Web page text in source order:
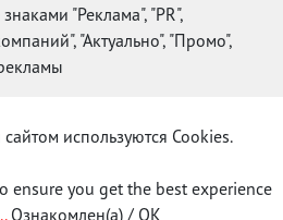
"Реклама", "PR",
"Актуально", "Промо",
используются Cookies.
ensure you get the best experience
Ознакомлен(а) / OK